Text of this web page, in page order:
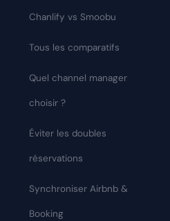
Chanlify vs Smoobu
Tous les comparatifs
Quel channel manager
choisir ?
Éviter les doubles
réservations
Synchroniser Airbnb &
Booking